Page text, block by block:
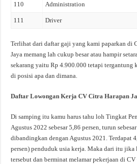
110 Administration
111 Driver
Terlihat dari daftar gaji yang kami paparkan di
Jaya memang lah cukup besar atau hampir
sekarang yaitu Rp 4.900.000 tetapi tergantung
di posisi apa dan dimana.
Daftar Lowongan Kerja CV Citra Harapan
Di samping itu kamu harus tahu loh Tingkat
Agustus 2022 sebesar 5,86 persen, turun
dibandingkan dengan Agustus 2021. Terdapat
persen) penduduk usia kerja. Maka dari itu jika
tersebut dan berminat melamar pekerjaan di